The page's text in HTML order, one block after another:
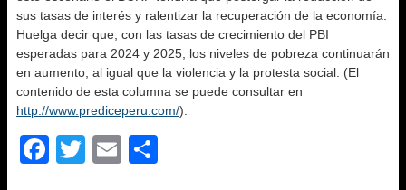
sus tasas de interés y ralentizar la recuperación de la economía.
Huelga decir que, con las tasas de crecimiento del PBI
esperadas para 2024 y 2025, los niveles de pobreza continuarán
en aumento, al igual que la violencia y la protesta social. (El
contenido de esta columna se puede consultar en
http://www.prediceperu.com/).
F
T
E